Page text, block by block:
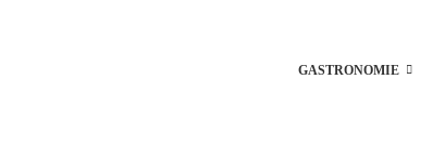
GASTRONOMIE